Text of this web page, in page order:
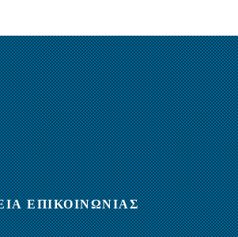
ΕΠΙΚΟΙΝΩΝΙΑΣ